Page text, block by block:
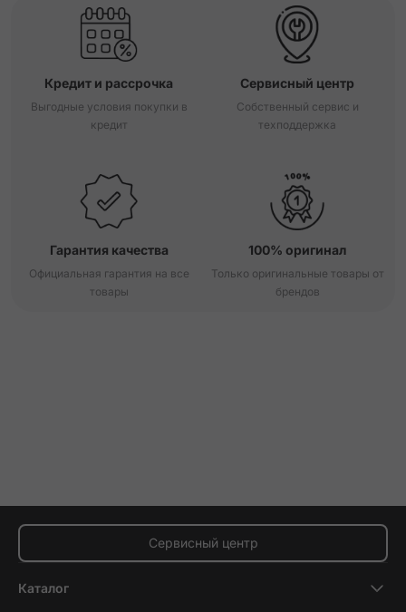
Кредит и рассрочка
Выгодные условия покупки в
кредит
Сервисный центр
Собственный сервис и
техподдержка
Гарантия качества
Официальная гарантия на все
товары
100% оригинал
Только оригинальные товары от
брендов
Сервисный центр
Каталог